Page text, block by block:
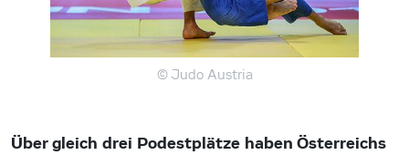
© Judo Austria
Über gleich drei Podestplätze haben Österreichs